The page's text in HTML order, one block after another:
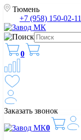
Тюмень
+7 (958) 150-02-11
0
Заказать звонок
0